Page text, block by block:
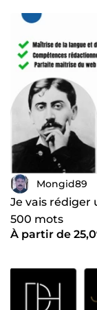
Mongid89
Je vais rédiger
500 mots
À partir de